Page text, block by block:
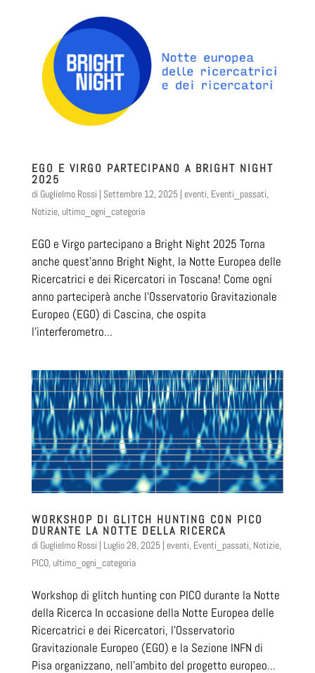
EGO E VIRGO PARTECIPANO A BRIGHT NIGHT
2025
di Guglielmo Rossi Settembre 12, 2025| eventi, Eventi_passati,
Notizie, ultimo_ogni_categoria
EGO e Virgo partecipano a Bright Night 2025 Torna
anche quest’anno Bright Night, la Notte Europea delle
Ricercatrici e dei Ricercatori in Toscana! Come ogni
anno parteciperà anche l’Osservatorio Gravitazionale
Europeo (EGO) di Cascina, che ospita
l’interferometro...
WORKSHOP DI GLITCH HUNTING CON PICO
DURANTE LA NOTTE DELLA RICERCA
di Guglielmo Rossi | Luglio 28, 2025| eventi, Eventi_passati, Notizie,
PICO, ultimo_ogni_categoria
Workshop di glitch hunting con PICO durante la Notte
della Ricerca In occasione della Notte Europea delle
Ricercatrici e dei Ricercatori, l’Osservatorio
Gravitazionale Europeo (EGO) e la Sezione INFN di
Pisa organizzano, nell’ambito del progetto europeo...